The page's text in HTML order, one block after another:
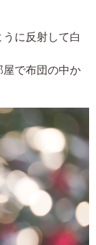
に反射して白
屋で布団の中か